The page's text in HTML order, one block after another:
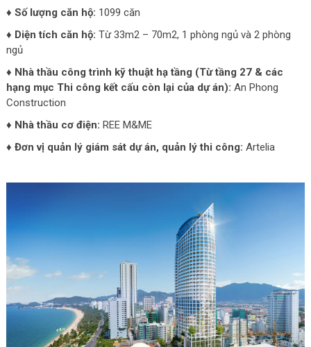
♦ Số lượng căn hộ: 1099 căn
♦ Diện tích căn hộ: Từ 33m2 – 70m2, 1 phòng ngủ và 2 phòng
ngủ
♦ Nhà thầu công trình kỹ thuật hạ tầng (Từ tầng 27 & các
hạng mục Thi công kết cấu còn lại của dự án): An Phong
Construction
♦ Nhà thầu cơ điện: REE M&ME
♦ Đơn vị quản lý giám sát dự án, quản lý thi công: Artelia